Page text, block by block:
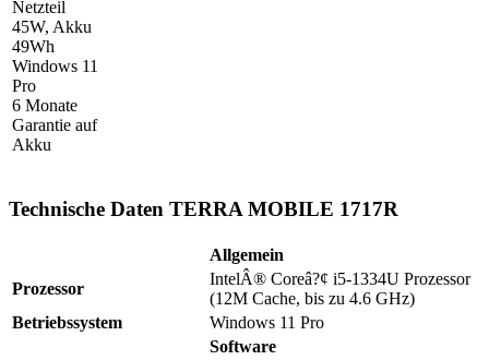
Netzteil
45W, Akku
49Wh
Windows 11
Pro
6 Monate
Garantie auf
Akku
Technische Daten TERRA MOBILE 1717R
Allgemein
Prozessor
IntelÂ® Coreâ?¢ i5-1334U Prozessor
(12M Cache, bis zu 4.6 GHz)
Betriebssystem
Windows 11 Pro
Software